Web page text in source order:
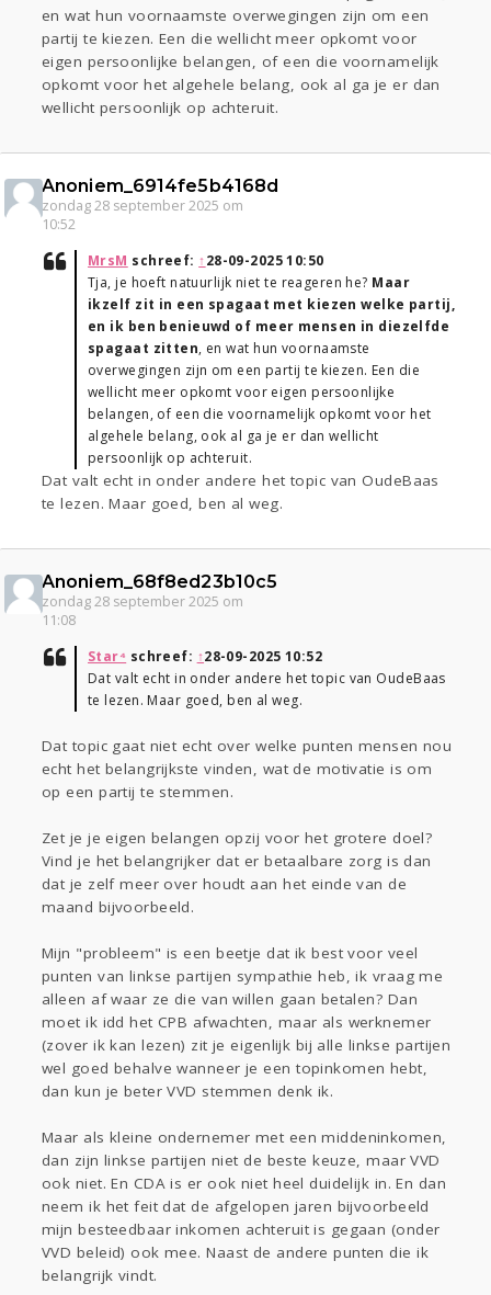
en wat hun voornaamste overwegingen zijn om een
partij te kiezen. Een die wellicht meer opkomt voor
eigen persoonlijke belangen, of een die voornamelijk
opkomt voor het algehele belang, ook al ga je er dan
wellicht persoonlijk op achteruit.
Anoniem_6914fe5b4168d
zondag 28 september 2025 om
10:52
MrsM schreef: ↑28-09-2025 10:50
Tja, je hoeft natuurlijk niet te reageren he? Maar
ikzelf zit in een spagaat met kiezen welke partij,
en ik ben benieuwd of meer mensen in diezelfde
spagaat zitten, en wat hun voornaamste
overwegingen zijn om een partij te kiezen. Een die
wellicht meer opkomt voor eigen persoonlijke
belangen, of een die voornamelijk opkomt voor het
algehele belang, ook al ga je er dan wellicht
persoonlijk op achteruit.
Dat valt echt in onder andere het topic van OudeBaas
te lezen. Maar goed, ben al weg.
Anoniem_68f8ed23b10c5
zondag 28 september 2025 om
11:08
Star⁴ schreef: ↑28-09-2025 10:52
Dat valt echt in onder andere het topic van OudeBaas
te lezen. Maar goed, ben al weg.
Dat topic gaat niet echt over welke punten mensen nou
echt het belangrijkste vinden, wat de motivatie is om
op een partij te stemmen.
Zet je je eigen belangen opzij voor het grotere doel?
Vind je het belangrijker dat er betaalbare zorg is dan
dat je zelf meer over houdt aan het einde van de
maand bijvoorbeeld.
Mijn "probleem" is een beetje dat ik best voor veel
punten van linkse partijen sympathie heb, ik vraag me
alleen af waar ze die van willen gaan betalen? Dan
moet ik idd het CPB afwachten, maar als werknemer
(zover ik kan lezen) zit je eigenlijk bij alle linkse partijen
wel goed behalve wanneer je een topinkomen hebt,
dan kun je beter VVD stemmen denk ik.
Maar als kleine ondernemer met een middeninkomen,
dan zijn linkse partijen niet de beste keuze, maar VVD
ook niet. En CDA is er ook niet heel duidelijk in. En dan
neem ik het feit dat de afgelopen jaren bijvoorbeeld
mijn besteedbaar inkomen achteruit is gegaan (onder
VVD beleid) ook mee. Naast de andere punten die ik
belangrijk vindt.